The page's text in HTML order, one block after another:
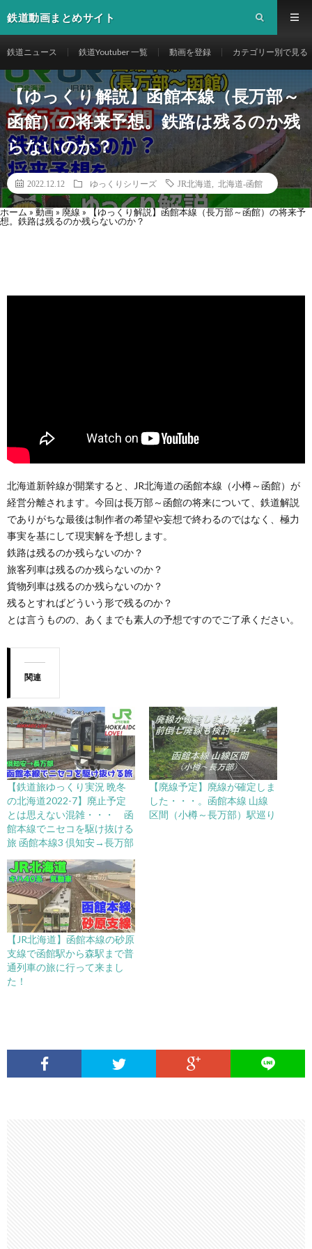
鉄道動画まとめサイト
鉄道ニュース 鉄道Youtuber 一覧 動画を登録 カテゴリー別で見る
【ゆっくり解説】函館本線（長万部～
函館）の将来予想。鉄路は残るのか残
らないのか？
2022.12.12 ゆっくりシリーズ JR北海道 北海道-函館
ホーム » 動画 » 廃線 » 【ゆっくり解説】函館本線（長万部～函館）の将来予
想。鉄路は残るのか残らないのか？
北海道新幹線が開業すると、JR北海道の函館本線（小樽～函館）が
経営分離されます。今回は長万部～函館の将来について、鉄道解説
でありがちな最後は制作者の希望や妄想で終わるのではなく、極力
事実を基にして現実解を予想します。
鉄路は残るのか残らないのか？
旅客列車は残るのか残らないのか？
貨物列車は残るのか残らないのか？
残るとすればどういう形で残るのか？
とは言うものの、あくまでも素人の予想ですのでご了承ください。
関連
【鉄道旅ゆっくり実況 晩冬
の北海道2022-7】廃止予定
とは思えない混雑・・・ 函
館本線でニセコを駆け抜ける
旅 函館本線3 倶知安→長万部
【廃線予定】廃線が確定しま
した・・・。函館本線 山線
区間（小樽～長万部）駅巡り
【JR北海道】函館本線の砂原
支線で函館駅から森駅まで普
通列車の旅に行って来まし
た！